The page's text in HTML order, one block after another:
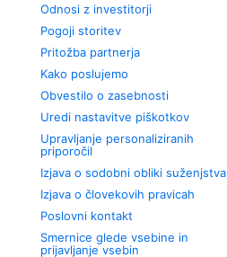
Odnosi z investitorji
Pogoji storitev
Pritožba partnerja
Kako poslujemo
Obvestilo o zasebnosti
Uredi nastavitve piškotkov
Upravljanje personaliziranih
priporočil
Izjava o sodobni obliki suženjstva
Izjava o človekovih pravicah
Poslovni kontakt
Smernice glede vsebine in
prijavljanje vsebin